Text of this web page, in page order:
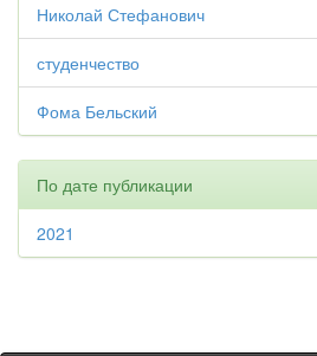
Николай Стефанович
студенчество
Фома Бельский
По дате публикации
2021